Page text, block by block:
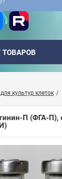
ТОВАРОВ
культур клеток
П (ФГА-П),